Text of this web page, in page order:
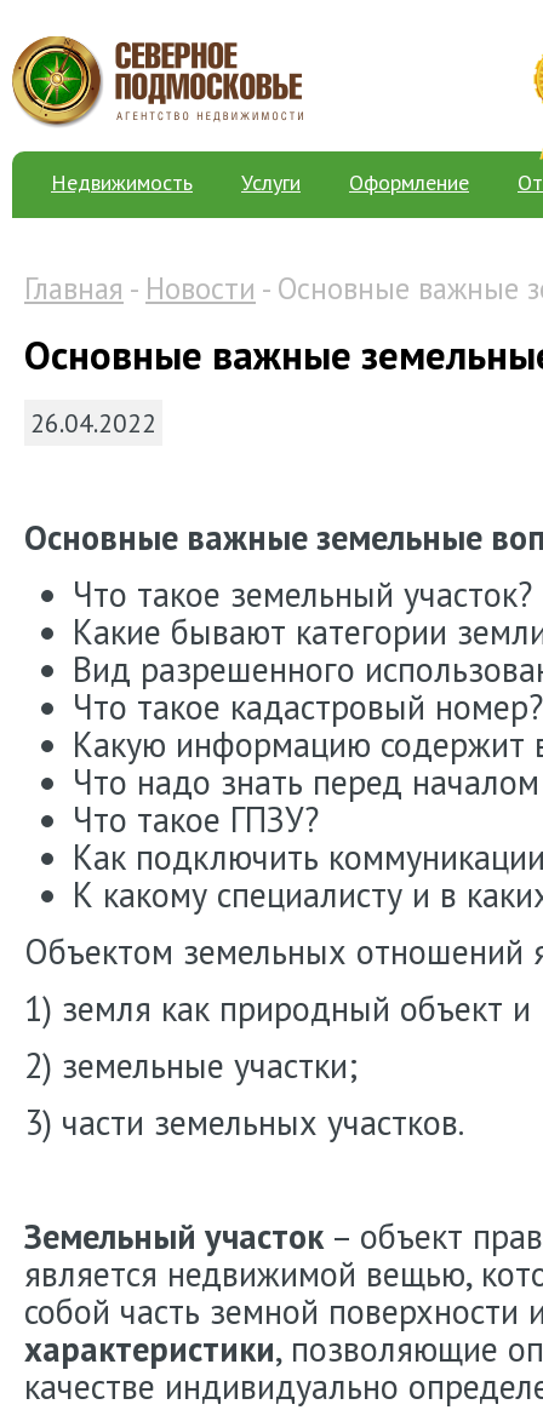
Недвижимость Услуги Оформление
Главная - Новости - Основные важные
Основные важные
26.04.2022
Основные важные земельные
Что такое земельный участок?
Какие бывают категории
Вид разрешенного
Что такое кадастровый номер?
Какую информацию содержит
Что надо знать перед началом
Что такое ГПЗУ?
Как подключить
К какому специалисту и в
Объектом земельных отношений
1) земля как природный объект
2) земельные участки;
3) части земельных участков.
Земельный участок– объект
является недвижимой вещью,
собой часть земной поверхности
характеристики, позволяющие
качестве индивидуально